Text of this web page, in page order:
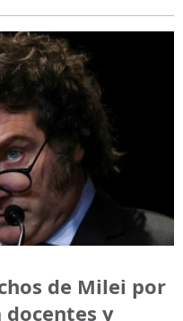
de Milei por
y